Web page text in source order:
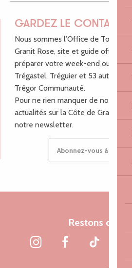
GARDEZ LE CONTACT !
Nous sommes l’Office de
Granit Rose, site et guide officiel
préparer votre week-end ou vos
Trégastel, Tréguier et 53 autres
Trégor Communauté.
Pour ne rien manquer de nos
actualités sur la Côte de Granit
notre newsletter.
Abonnez-vous à notre
Restons